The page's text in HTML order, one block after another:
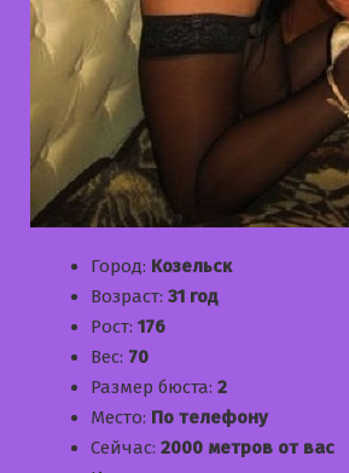
Город: Козельск
Возраст: 31 год
Рост: 176
Вес: 70
Размер бюста: 2
Место: По телефону
Сейчас: 2000 метров от вас